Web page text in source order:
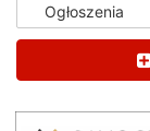
Ogłoszenia